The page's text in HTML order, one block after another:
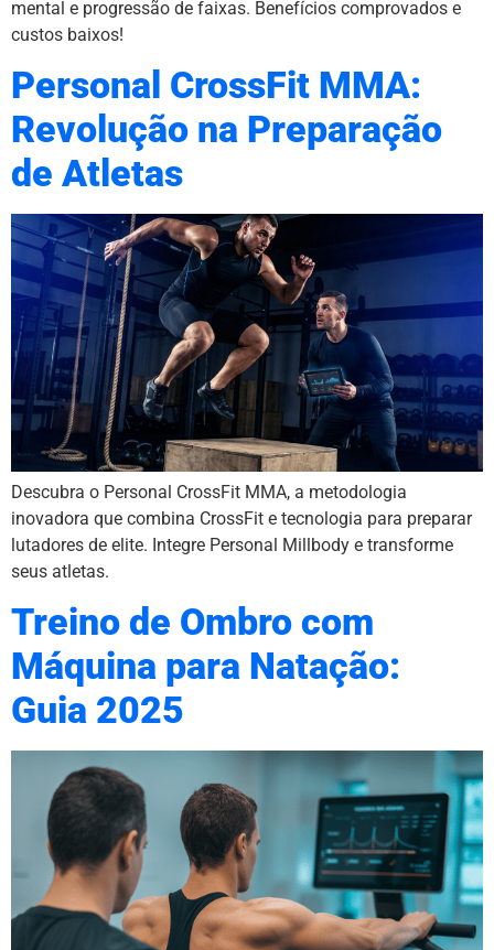
mental e progressão de faixas. Benefícios comprovados e
custos baixos!
Personal CrossFit MMA:
Revolução na Preparação
de Atletas
Descubra o Personal CrossFit MMA, a metodologia
inovadora que combina CrossFit e tecnologia para preparar
lutadores de elite. Integre Personal Millbody e transforme
seus atletas.
Treino de Ombro com
Máquina para Natação:
Guia 2025